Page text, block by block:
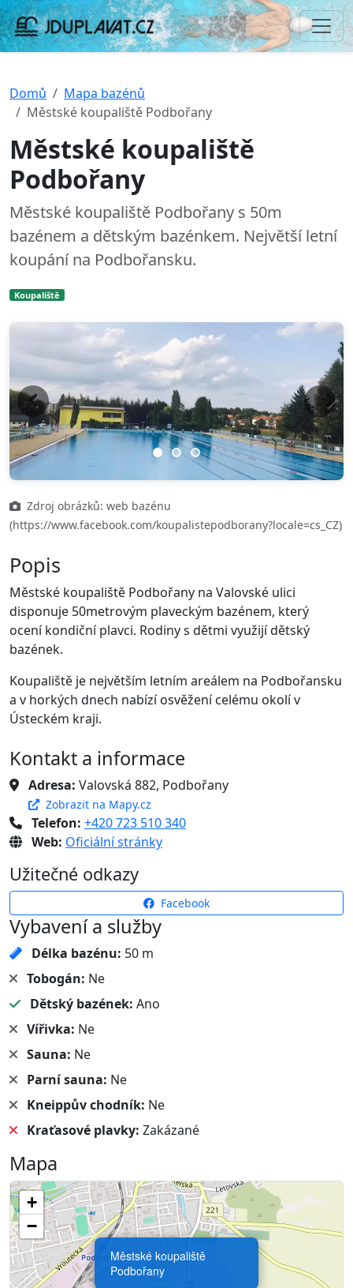
Domů
Mapa bazénů
Městské koupaliště Podbořany
Městské koupaliště
Podbořany
Městské koupaliště Podbořany s 50m
bazénem a dětským bazénkem. Největší letní
koupání na Podbořansku.
Koupaliště
Previous Next
Zdroj obrázků: web bazénu
(https://www.facebook.com/koupalistepodborany?locale=cs_CZ)
Popis
Městské koupaliště Podbořany na Valovské ulici
disponuje 50metrovým plaveckým bazénem, který
ocení kondiční plavci. Rodiny s dětmi využijí dětský
bazének.
Koupaliště je největším letním areálem na Podbořansku
a v horkých dnech nabízí osvěžení celému okolí v
Ústeckém kraji.
Kontakt a informace
Adresa: Valovská 882, Podbořany
Zobrazit na Mapy.cz
Telefon: +420 723 510 340
Web: Oficiální stránky
Užitečné odkazy
Facebook
Vybavení a služby
Délka bazénu: 50 m
Tobogán: Ne
Dětský bazének: Ano
Vířivka: Ne
Sauna: Ne
Parní sauna: Ne
Kneippův chodník: Ne
Kraťasové plavky: Zakázané
Mapa
Městské koupaliště
Podbořany
+
−